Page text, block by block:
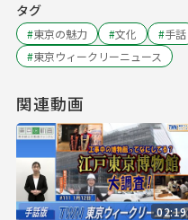
タグ
#東京の魅力 #文化 #手話
#東京ウィークリーニュース
関連動画
02:19